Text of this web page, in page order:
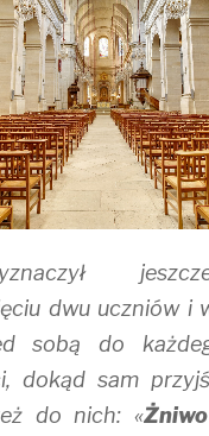
s
i
n
n
e
w
w
i
n
d
o
w
)
dwu uczniów i
sobą do
dokąd sam
do nich: «